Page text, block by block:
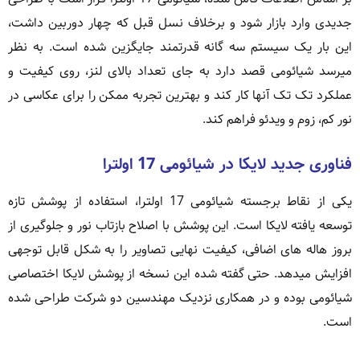
جدیدی وارد بازار شود و برخلاف نسل قبل که چهار دوربین داشت،
این بار یک سیستم سه گانه قدرتمند جایگزین شده است. به نظر
میرسد شیائومی قصد دارد به جای تعداد بالای لنز، روی کیفیت و
عملکرد تک تک آنها کار کند و بهترین تجربه ممکن را برای عکاسی در
نور کم، زوم و ویدئو فراهم کند.
فناوری جدید لایکا در شیائومی 17 اولترا
یکی از نقاط برجسته شیائومی 17 اولترا، استفاده از پوشش تازه
توسعه یافته لایکا است. این پوشش با اصلاح بازتاب نور و جلوگیری از
بروز هاله های اضافی، کیفیت نهایی تصاویر را به شکل قابل توجهی
افزایش میدهد. حتی گفته شده این نسخه از پوشش لایکا اختصاصی
شیائومی بوده و در همکاری نزدیک مهندسین دو شرکت طراحی شده
است.